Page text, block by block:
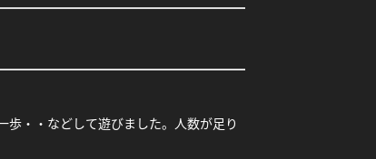
・・などして遊びました。人数が足り